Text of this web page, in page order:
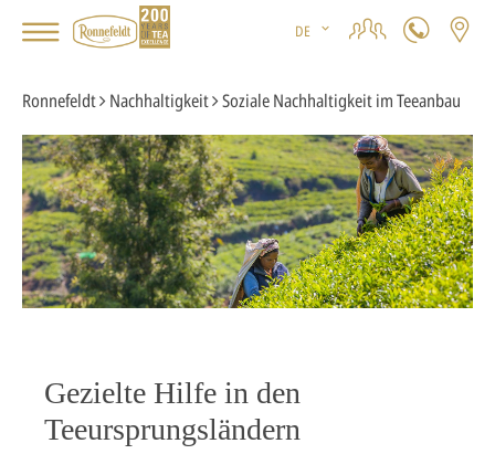
DE
Ronnefeldt Nachhaltigkeit Soziale Nachhaltigkeit im Teeanbau
Gezielte Hilfe in den
Teeursprungsländern